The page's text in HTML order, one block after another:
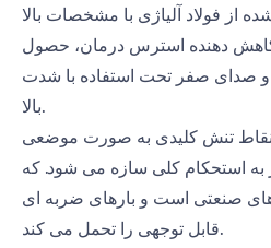
از فولاد آلیاژی با مشخصات بالا
دهنده استرس درمان، حصول
و صدای صفر تحت استفاده با شدت
بالا.
تنش کلیدی به صورت موضعی
استحکام کلی سازه می شود. که
صنعتی است و بارهای ضربه ای
قابل توجهی را تحمل می کند.